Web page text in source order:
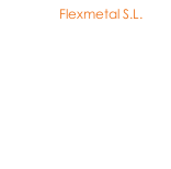
Flexmetal S.L.